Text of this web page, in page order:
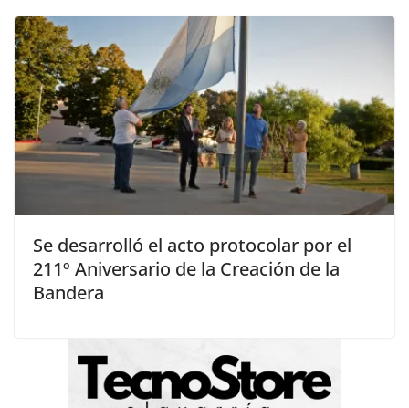
Se desarrolló el acto protocolar por el
211º Aniversario de la Creación de la
Bandera